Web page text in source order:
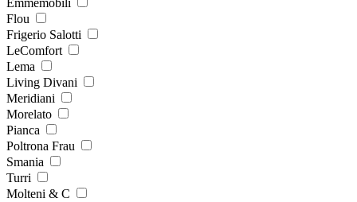
Emmemobili
Flou
Frigerio Salotti
LeComfort
Lema
Living Divani
Meridiani
Morelato
Pianca
Poltrona Frau
Smania
Turri
Molteni & C